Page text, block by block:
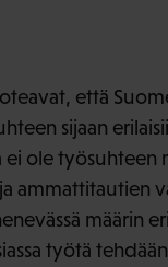
että
sijaan
ole työsuhteen
ammattitautien
määrin
työtä